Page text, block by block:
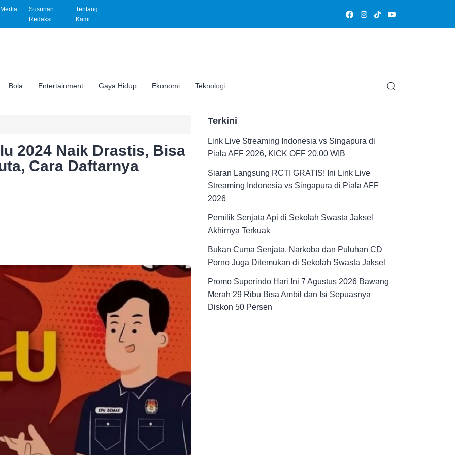
Susunan
Redaksi
Tentang
Kami
Bola Entertainment Gaya Hidup Ekonomi Teknologi Edukasi
2024 Naik Drastis, Bisa
Cara Daftarnya
Terkini
Link Live Streaming Indonesia vs Singapura di
Piala AFF 2026, KICK OFF 20.00 WIB
Siaran Langsung RCTI GRATIS! Ini Link Live
Streaming Indonesia vs Singapura di Piala AFF
2026
Pemilik Senjata Api di Sekolah Swasta Jaksel
Akhirnya Terkuak
Bukan Cuma Senjata, Narkoba dan Puluhan CD
Porno Juga Ditemukan di Sekolah Swasta Jaksel
Promo Superindo Hari Ini 7 Agustus 2026 Bawang
Merah 29 Ribu Bisa Ambil dan Isi Sepuasnya
Diskon 50 Persen